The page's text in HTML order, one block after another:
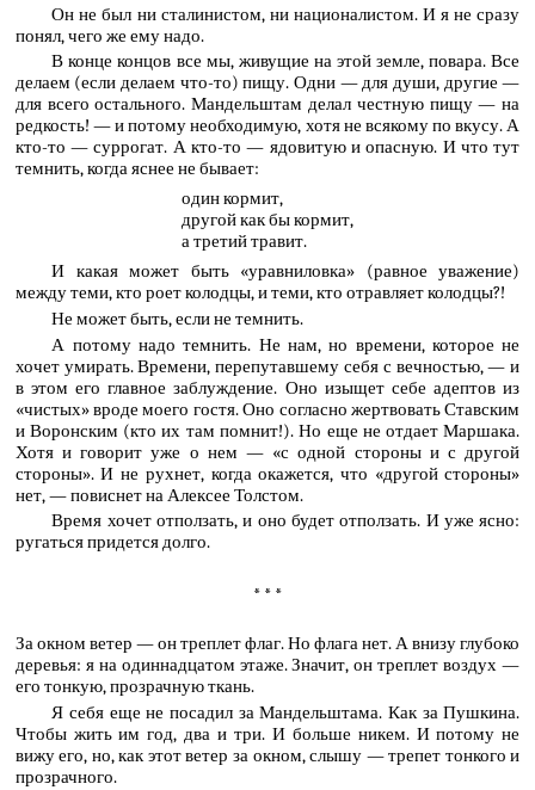
Он не был ни сталинистом, ни националистом. И я не сразу
понял, чего же ему надо.
В конце концов все мы, живущие на этой земле, повара. Все
делаем (если делаем что-то) пищу. Одни — для души, другие —
для всего остального. Мандельштам делал честную пищу — на
редкость! — и потому необходимую, хотя не всякому по вкусу. А
кто-то — суррогат. А кто-то — ядовитую и опасную. И что тут
темнить, когда яснее не бывает:
один кормит,
другой как бы кормит,
а третий травит.
И какая может быть «уравниловка» (равное уважение)
между теми, кто роет колодцы, и теми, кто отравляет колодцы?!
Не может быть, если не темнить.
А потому надо темнить. Не нам, но времени, которое не
хочет умирать. Времени, перепутавшему себя с вечностью, — и
в этом его главное заблуждение. Оно изыщет себе адептов из
«чистых» вроде моего гостя. Оно согласно жертвовать Ставским
и Воронским (кто их там помнит!). Но еще не отдает Маршака.
Хотя и говорит уже о нем — «с одной стороны и с другой
стороны». И не рухнет, когда окажется, что «другой стороны»
нет, — повиснет на Алексее Толстом.
Время хочет отползать, и оно будет отползать. И уже ясно:
ругаться придется долго.
* * *
За окном ветер — он треплет флаг. Но флага нет. А внизу глубоко
деревья: я на одиннадцатом этаже. Значит, он треплет воздух —
его тонкую, прозрачную ткань.
Я себя еще не посадил за Мандельштама. Как за Пушкина.
Чтобы жить им год, два и три. И больше никем. И потому не
вижу его, но, как этот ветер за окном, слышу — трепет тонкого и
прозрачного.